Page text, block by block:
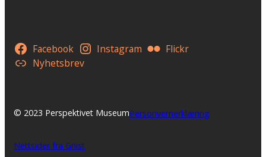
Facebook Instagram
Flickr
Nyhetsbrev
© 2023 Perspektivet MuseumPersonvernerklæring
Nettsider fra Gnist